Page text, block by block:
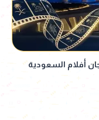
أفلام السعودية